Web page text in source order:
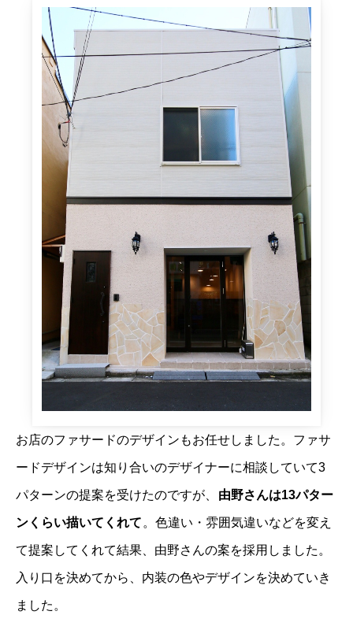
お店のファサードのデザインもお任せしました。ファサ
ードデザインは知り合いのデザイナーに相談していて3
パターンの提案を受けたのですが、 由野さんは13パター
ンくらい描いてくれて 。色違い・雰囲気違いなどを変え
て提案してくれて結果、由野さんの案を採用しました。
入り口を決めてから、内装の色やデザインを決めていき
ました。